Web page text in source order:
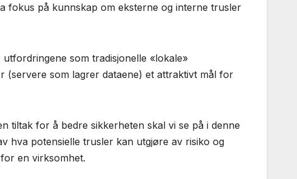
fokus på kunnskap om eksterne og interne trusler
som tradisjonelle «lokale»
(servere som lagrer dataene) et attraktivt mål for
tiltak for å bedre sikkerheten skal vi se på i denne
hva potensielle trusler kan utgjøre av risiko og
en virksomhet.